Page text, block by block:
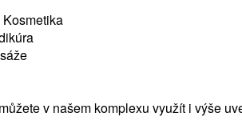
v našem komplexu využít i výše